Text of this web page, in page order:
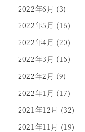
2022年6月 (3)
2022年5月 (16)
2022年4月 (20)
2022年3月 (16)
2022年2月 (9)
2022年1月 (17)
2021年12月 (32)
2021年11月 (19)